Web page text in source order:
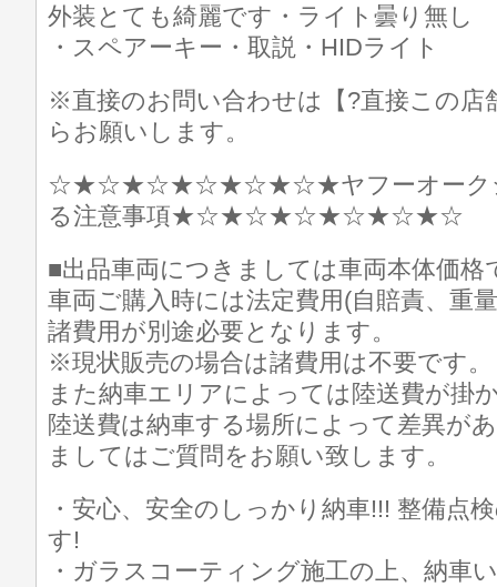
外装とても綺麗です・ライト曇り無し
・スペアーキー・取説・HIDライト
※直接のお問い合わせは【?直接この店
らお願いします。
☆★☆★☆★☆★☆★☆★ヤフーオークシ
る注意事項★☆★☆★☆★☆★☆★☆
■出品車両につきましては車両本体価
車両ご購入時には法定費用(自賠責、重
諸費用が別途必要となります。
※現状販売の場合は諸費用は不要です。
また納車エリアによっては陸送費が掛
陸送費は納車する場所によって差異が
ましてはご質問をお願い致します。
・安心、安全のしっかり納車!!! 整備点
す!
・ガラスコーティング施工の上、納車